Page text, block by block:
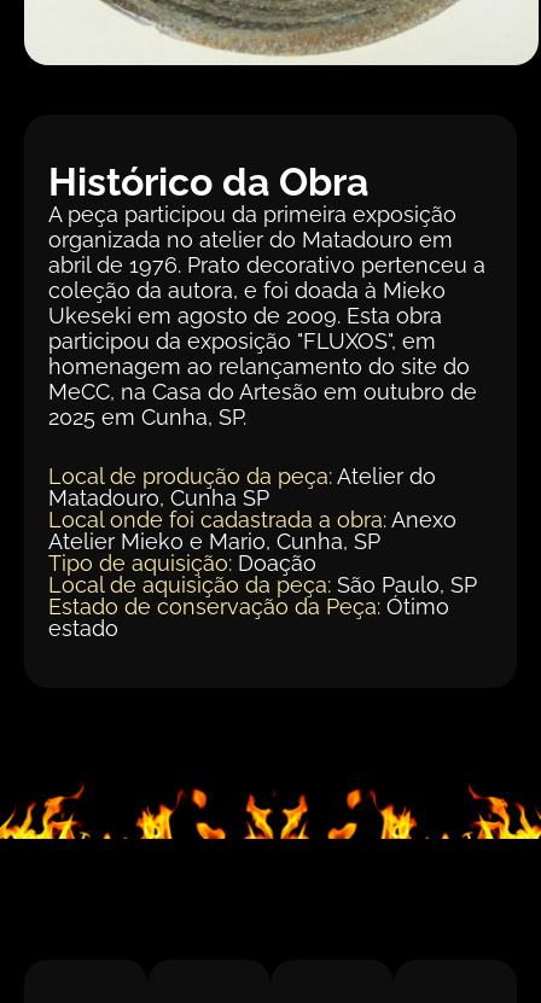
Histórico da Obra
A peça participou da primeira exposição
organizada no atelier do Matadouro em
abril de 1976. Prato decorativo pertenceu a
coleção da autora, e foi doada à Mieko
Ukeseki em agosto de 2009. Esta obra
participou da exposição "FLUXOS", em
homenagem ao relançamento do site do
MeCC, na Casa do Artesão em outubro de
2025 em Cunha, SP.
Local de produção da peça:Atelier do
Matadouro, Cunha SP
Local onde foi cadastrada a obra:Anexo
Atelier Mieko e Mario, Cunha, SP
Tipo de aquisição: Doação
Local de aquisição da peça: São Paulo, SP
Estado de conservação da Peça: Ótimo
estado